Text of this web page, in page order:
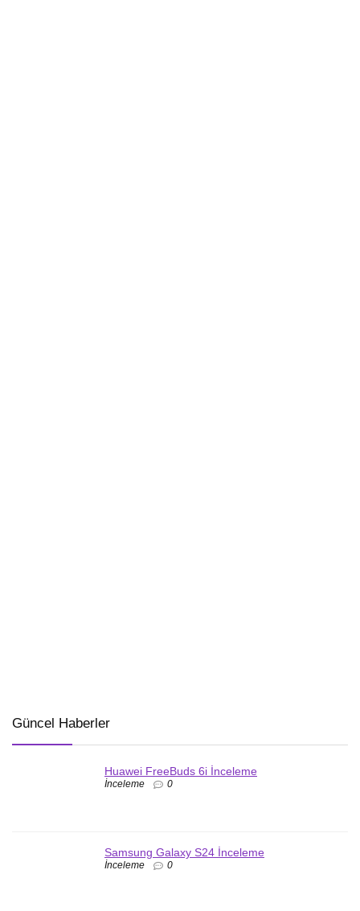
Güncel Haberler
Huawei FreeBuds 6i İnceleme
İnceleme 0
Samsung Galaxy S24 İnceleme
İnceleme 0